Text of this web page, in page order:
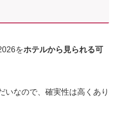
をホテルから見られる可
いなので、確実性は高くあり